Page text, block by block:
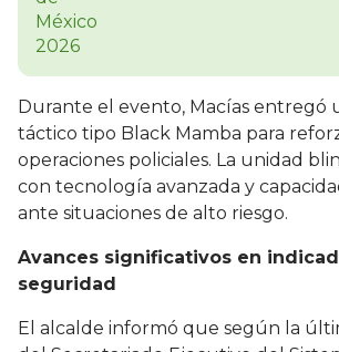
Durante el evento, Macías entregó
táctico tipo Black Mamba para
operaciones policiales. La unidad
con tecnología avanzada y
ante situaciones de alto riesgo.
Avances significativos en
seguridad
El alcalde informó que según la